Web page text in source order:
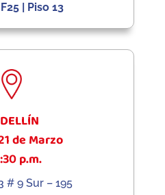
| Piso 13
de Marzo
p.m.
# 9 Sur – 195